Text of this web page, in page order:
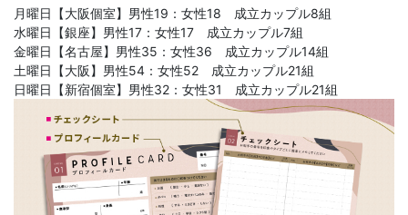
月曜日【大阪個室】男性19：女性18 成立カップル8組
水曜日【銀座】男性17：女性17 成立カップル7組
金曜日【名古屋】男性35：女性36 成立カップル14組
土曜日【大阪】男性54：女性52 成立カップル21組
日曜日【新宿個室】男性32：女性31 成立カップル21組